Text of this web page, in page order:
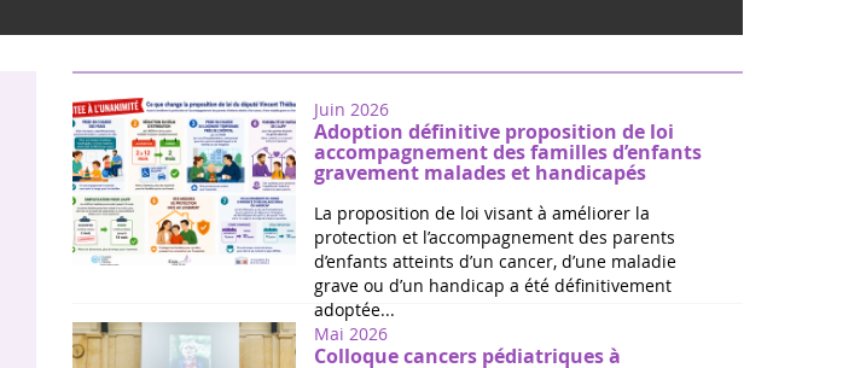
Juin 2026
Adoption définitive proposition de loi
accompagnement des familles d’enfants
gravement malades et handicapés
La proposition de loi visant à améliorer la
protection et l’accompagnement des parents
d’enfants atteints d’un cancer, d’une maladie
grave ou d’un handicap a été définitivement
adoptée...
Mai 2026
Colloque cancers pédiatriques à